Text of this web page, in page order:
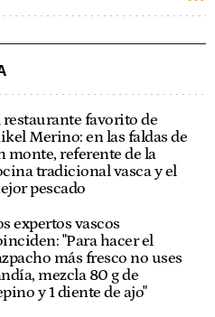
restaurante favorito de
Merino: en las faldas de
monte, referente de la
tradicional vasca y el
pescado
expertos vascos
"Para hacer el
más fresco no uses
mezcla 80 g de
y 1 diente de ajo"